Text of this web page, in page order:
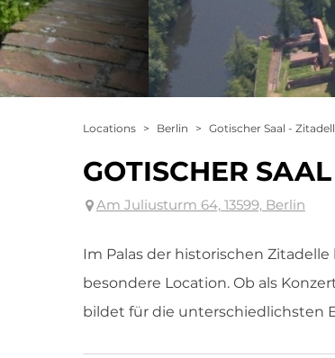
Locations > Berlin > Gotischer Saal -
GOTISCHER
Am Juliusturm 64, 13599, Berlin
Im Palas der historischen
besondere Location. Ob als
bildet für die unterschiedlichsten